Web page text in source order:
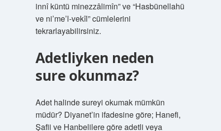
innî küntü minezzâlimîn” ve “Hasbünellahü
ve ni’me’l-vekîl” cümlelerini
tekrarlayabilirsiniz.
Adetliyken neden
sure okunmaz?
Adet halinde sureyi okumak mümkün
müdür? Diyanet’in ifadesine göre; Hanefi,
Şafii ve Hanbelilere göre adetli veya